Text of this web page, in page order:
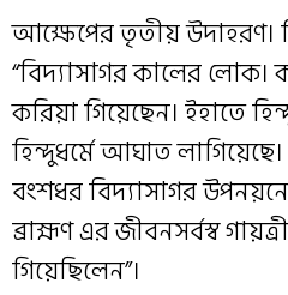
আক্ষেপের তৃতীয় উদাহরণ।
“বিদ্যাসাগর কালের লোক।
করিয়া গিয়েছেন। ইহাতে
হিন্দুধর্মে আঘাত লাগিয়েছে।
বংশধর বিদ্যাসাগর
ব্রাহ্মণ এর জীবনসর্বস্ব
গিয়েছিলেন”।